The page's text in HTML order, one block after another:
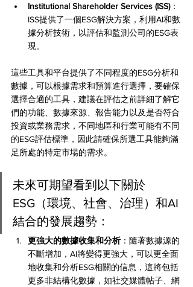
Institutional Shareholder Services (ISS)：
ISS提供了一個ESG解決方案，利用AI和數
據分析技術，以評估和監測公司的ESG表
現。
這些工具和平台提供了不同程度的ESG分析和
數據，可以根據需求和預算進行選擇，要確保
選擇合適的工具，建議在評估之前詳細了解它
們的功能、數據來源、報告能力以及是否符合
投資或業務需求，不同地區和行業可能有不同
的ESG評估標準，因此請確保所選工具能夠滿
足所處的特定市場的需求。
未來可期望看到以下關於
ESG（環境、社會、治理）和AI
結合的發展趨勢：
更強大的數據收集和分析：隨著數據源的
不斷增加，AI將變得更強大，可以更全面
地收集和分析ESG相關的信息，這將包括
更多非結構化數據，如社交媒體帖子、網